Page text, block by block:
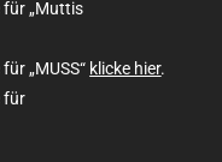
für „Muttis
„MUSS“ klicke hier.
für